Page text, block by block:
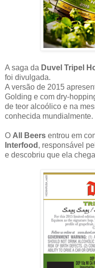
A saga da Duvel Tripel
foi divulgada.
A versão de 2015
Golding e com dry-
de teor alcoólico e na
conhecida mundialmente.
O All Beers entrou em
Interfood , responsável
e descobriu que ela